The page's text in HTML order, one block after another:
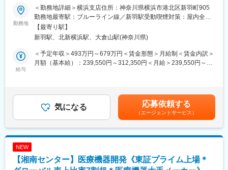
■医療業界未経験の方も安心してスタートできる環境です
入社後はOJTを中心に、勉強会や医療業界ニュースの共有などを
通じて、業務時間内に専門知識を身につけられる環境を整えてい
そのため、医療機器営業の経験がない方でも安心して業務をスタ
ートすることが可能です。
専門知識や営業スキルは入社後に身につけられるため、医療業界
への興味・関心と成長意欲をお持ちの方を歓迎しています。
■業務概要：
東証スタンダード市場に上場しているフクダ電子株式会社のグル
ープ企業である当社にて、医療機器の提案営業に従事していただ
きます。ドクターや代理店との密なコミュニケーションや、良好
な関係構築を重要視する営業スタイルです。
■詳細イメージ：
・営業スタイル：代理店と協力して医療機関へ営業活動を行いま
す。基本的に事務所へ出社しますが、直行直帰をする場合もあり
ます。全員に社用車を貸与しています。
販売できるのは当社のみです。血圧計、体温計のデータを飛ば
勤務地
＜勤務地詳細＞横浜支店住所：神奈川県横浜市港北区新羽町905
勤務地最寄駅：ブルーライン線／新羽駅受動喫煙対策：屋内全面
禁煙変更の範囲：会社の定める事業所（リモートワーク含む）
【最寄り駅】
新羽駅、北新横浜駅、大倉山駅(神奈川県)
給与
＜予定年収＞493万円～679万円＜賃金形態＞月給制＜賃金内訳＞
月額（基本給）：239,550円～312,350円＜月給＞239,550円～
給(月額)は固定手当を含めた表記です。
気になる 応募依頼する
（エージェントサービス）
NEW
【湘南センター】医療機器開発《東証プライム上場＊